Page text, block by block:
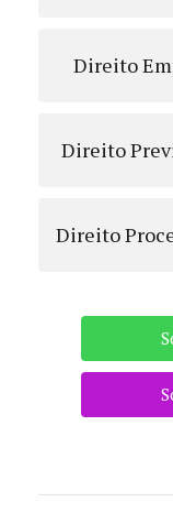
Direito
Direito
Direito